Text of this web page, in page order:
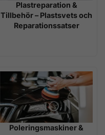
Plastreparation &
Tillbehör – Plastsvets och
Reparationssatser
Poleringsmaskiner &